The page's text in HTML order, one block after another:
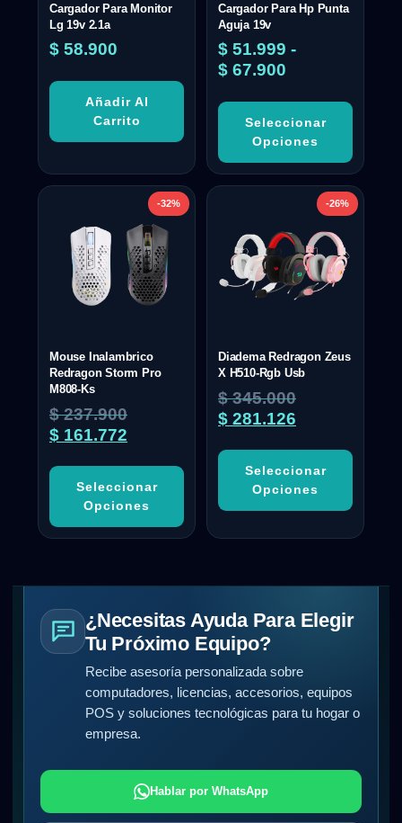
Cargador Para Monitor
Lg 19v 2.1a
$ 58.900
Añadir Al
Carrito
Cargador Para Hp Punta
Aguja 19v
$ 51.999 -
$ 67.900
Seleccionar
Opciones
-32%
Mouse Inalambrico
Redragon Storm Pro
M808-Ks
$237.900
$ 161.772
Seleccionar
Opciones
-26%
Diadema Redragon Zeus
X H510-Rgb Usb
$345.000
$ 281.126
Seleccionar
Opciones
¿Necesitas Ayuda Para Elegir
Tu Próximo Equipo?
Recibe asesoría personalizada sobre
computadores, licencias, accesorios, equipos
POS y soluciones tecnológicas para tu hogar o
empresa.
Hablar por WhatsApp